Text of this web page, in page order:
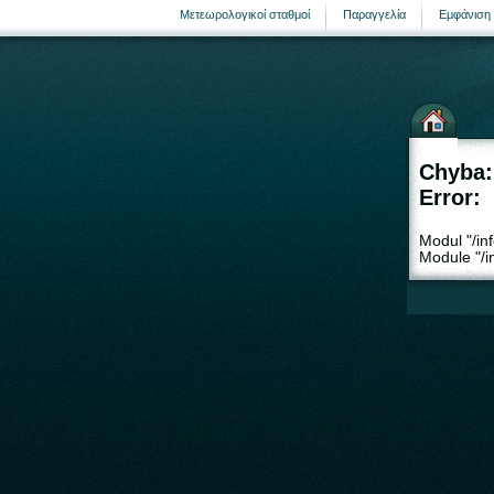
Εμφάνιση
Παραγγελία
Μετεωρολογικοί σταθμοί
σελίδα
Chyba:
Error:
Modul "/
Module "/